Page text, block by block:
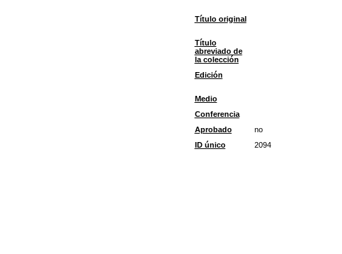
Título original
Título
abreviado de
la colección
Edición
Medio
Conferencia
Aprobado
no
ID único
2094